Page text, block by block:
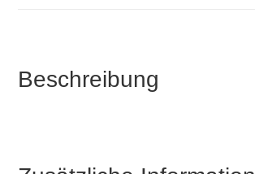
Beschreibung